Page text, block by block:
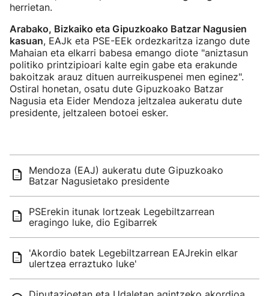
herrietan.
Arabako, Bizkaiko eta Gipuzkoako Batzar Nagusien
kasuan, EAJk eta PSE-EEk ordezkaritza izango dute
Mahaian eta elkarri babesa emango diote "aniztasun
politiko printzipioari kalte egin gabe eta erakunde
bakoitzak arauz dituen aurreikuspenei men eginez".
Ostiral honetan, osatu dute Gipuzkoako Batzar
Nagusia eta Eider Mendoza jeltzalea aukeratu dute
presidente, jeltzaleen botoei esker.
Mendoza (EAJ) aukeratu dute Gipuzkoako
Batzar Nagusietako presidente
PSErekin itunak lortzeak Legebiltzarrean
eragingo luke, dio Egibarrek
'Akordio batek Legebiltzarrean EAJrekin elkar
ulertzea erraztuko luke'